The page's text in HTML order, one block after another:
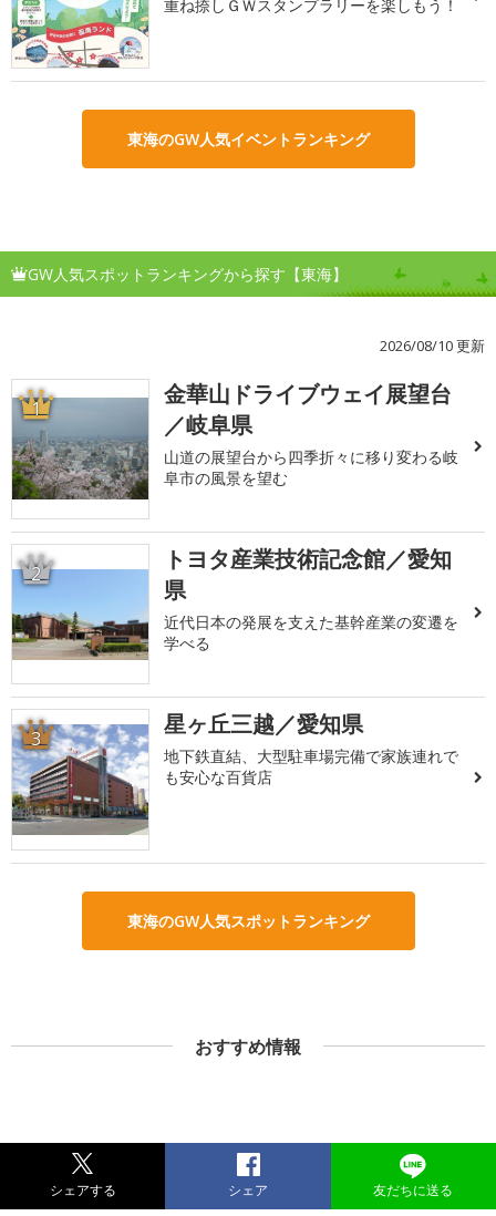
重ね捺しＧＷスタンプラリーを楽しもう！
東海のGW人気イベントランキング
GW人気スポットランキングから探す【東海】
2026/08/10 更新
1
金華山ドライブウェイ展望台
／岐阜県
山道の展望台から四季折々に移り変わる岐
阜市の風景を望む
2
トヨタ産業技術記念館／愛知
県
近代日本の発展を支えた基幹産業の変遷を
学べる
3 星ヶ丘三越／愛知県
地下鉄直結、大型駐車場完備で家族連れで
も安心な百貨店
東海のGW人気スポットランキング
おすすめ情報
シェアする シェア 友だちに送る